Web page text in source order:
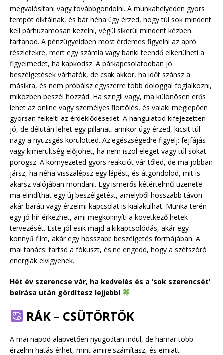
megvalósítani vagy továbbgondolni. A munkahelyeden gyors
tempót diktálnak, és bár néha úgy érzed, hogy túl sok mindent
kell párhuzamosan kezelni, végül sikerül mindent kézben
tartanod. A pénzügyeidben most érdemes figyelni az apró
részletekre, mert egy számla vagy banki teendő elkerülheti a
figyelmedet, ha kapkodsz. A párkapcsolatodban jó
beszélgetések várhatók, de csak akkor, ha időt szánsz a
másikra, és nem próbálsz egyszerre több dologgal foglalkozni,
miközben beszél hozzád. Ha szingli vagy, ma különösen erős
lehet az online vagy személyes flörtölés, és valaki meglepően
gyorsan felkelti az érdeklődésedet. A hangulatod kifejezetten
jó, de délután lehet egy pillanat, amikor úgy érzed, kicsit túl
nagy a nyüzsgés körülötted. Az egészségedre figyelj: fejfájás
vagy kimerültség előjöhet, ha nem iszol eleget vagy túl sokat
pörögsz. A környezeted gyors reakciót vár tőled, de ma jobban
jársz, ha néha visszalépsz egy lépést, és átgondolod, mit is
akarsz valójában mondani. Egy ismerős kétértelmű üzenete
ma elindíthat egy új beszélgetést, amelyből hosszabb távon
akár baráti vagy érzelmi kapcsolat is kialakulhat. Munka terén
egy jó hír érkezhet, ami megkönnyíti a következő hetek
tervezését. Este jól esik majd a kikapcsolódás, akár egy
könnyű film, akár egy hosszabb beszélgetés formájában. A
mai tanács: tartsd a fókuszt, és ne engedd, hogy a szétszóró
energiák elvigyenek.
Hét év szerencse vár, ha kedvelés és a ‘sok szerencsét’
beírása után gördítesz lejjebb!
RÁK – CSÜTÖRTÖK
A mai napod alapvetően nyugodtan indul, de hamar több
érzelmi hatás érhet, mint amire számítasz, és emiatt